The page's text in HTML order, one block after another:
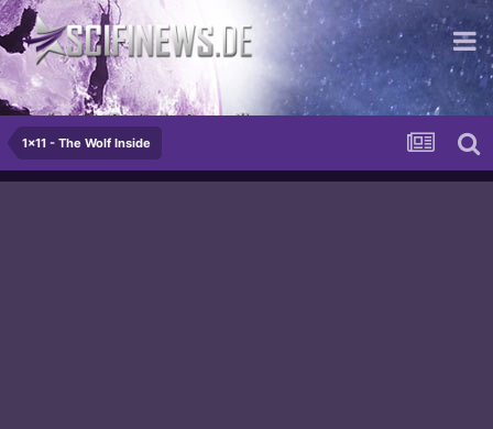
...die letzte Sache der Romantik
1x11 - The Wolf Inside